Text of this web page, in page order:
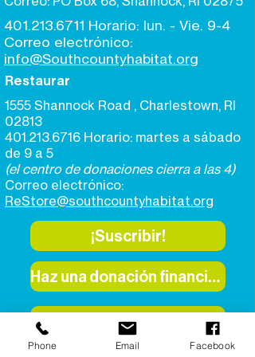
401.213.6711 Horario: lun. - Vie. 9-4
Correo electrónico:
info@Southcountyhabitat.org
Restaurar
1555 Shannock Road , Charlestown, RI
02813
401.213.6716 Horario: martes a sábado
de 9 a 5
(el centro de donaciones cierra a las 4)
Correo electrónico:
ReStore@southcountyhabitat.org
¡Suscribir!
Haz una donación financiera
Donar bienes a ReStore
Phone Email Facebook